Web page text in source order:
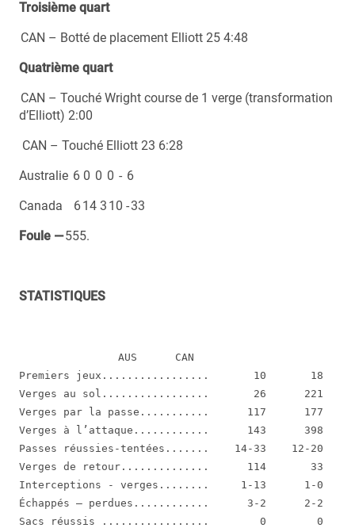
Troisième quart
CAN – Botté de placement Elliott 25 4:48
Quatrième quart
CAN – Touché Wright course de 1 verge (transformation
d’Elliott) 2:00
CAN – Touché Elliott 23 6:28
Australie 6 0 0 0 - 6
Canada 6 14 3 10 - 33
Foule —555.
STATISTIQUES
AUS      CAN
Premiers jeux.................       10       18
Verges au sol.................       26      221
Verges par la passe...........      117      177
Verges à l’attaque............      143      398
Passes réussies-tentées.......    14-33    12-20
Verges de retour..............      114       33
Interceptions - verges........     1-13      1-0
Échappés – perdues............      3-2      2-2
Sacs réussis .................        0        0